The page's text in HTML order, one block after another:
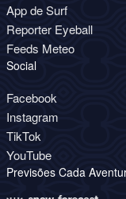
App de Surf
Reporter Eyeball
Feeds Meteo
Social
Facebook
Instagram
TikTok
YouTube
Previsões Cada